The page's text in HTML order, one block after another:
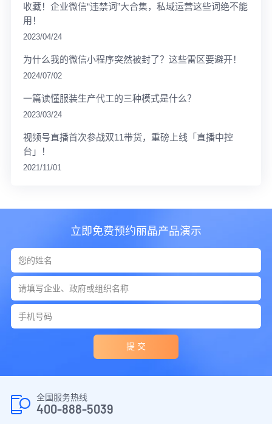
收藏！企业微信“违禁词”大合集，私域运营这些词绝不能
用！
2023/04/24
为什么我的微信小程序突然被封了？这些雷区要避开！
2024/07/02
一篇读懂服装生产代工的三种模式是什么？
2023/03/24
视频号直播首次参战双11带货，重磅上线「直播中控
台」！
2021/11/01
立即免费预约丽晶产品演示
提 交
全国服务热线
400-888-5039